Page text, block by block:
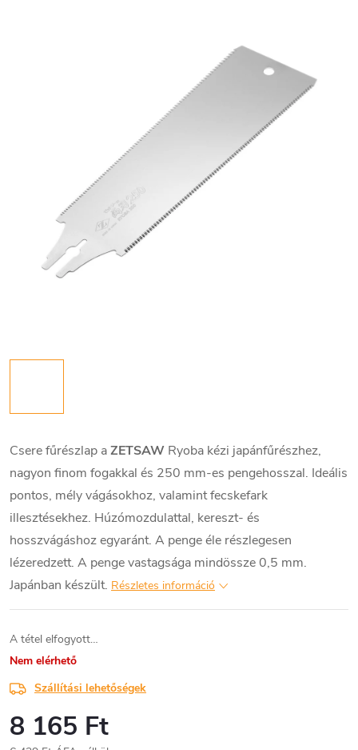
Csere fűrészlap aZETSAW Ryoba kézi japánfűrészhez,
nagyon finom fogakkal és 250 mm-es pengehosszal. Ideális
pontos, mély vágásokhoz, valamint fecskefark
illesztésekhez. Húzómozdulattal, kereszt- és
hosszvágáshoz egyaránt. A penge éle részlegesen
lézeredzett. A penge vastagsága mindössze 0,5 mm.
Japánban készült. Részletes információ
A tétel elfogyott…
Nem elérhető
Szállítási lehetőségek
8 165 Ft